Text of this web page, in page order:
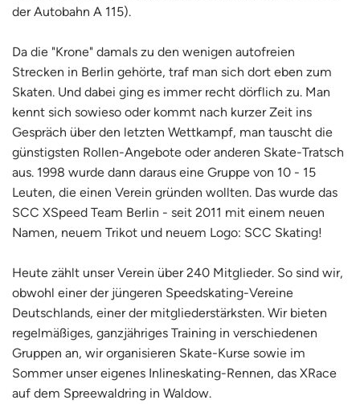
der Autobahn A 115).
Da die "Krone" damals zu den wenigen autofreien
Strecken in Berlin gehörte, traf man sich dort eben zum
Skaten. Und dabei ging es immer recht dörflich zu. Man
kennt sich sowieso oder kommt nach kurzer Zeit ins
Gespräch über den letzten Wettkampf, man tauscht die
günstigsten Rollen-Angebote oder anderen Skate-Tratsch
aus. 1998 wurde dann daraus eine Gruppe von 10 - 15
Leuten, die einen Verein gründen wollten. Das wurde das
SCC XSpeed Team Berlin - seit 2011 mit einem neuen
Namen, neuem Trikot und neuem Logo: SCC Skating!
Heute zählt unser Verein über 240 Mitglieder. So sind wir,
obwohl einer der jüngeren Speedskating-Vereine
Deutschlands, einer der mitgliederstärksten. Wir bieten
regelmäßiges, ganzjähriges Training in verschiedenen
Gruppen an, wir organisieren Skate-Kurse sowie im
Sommer unser eigenes Inlineskating-Rennen, das XRace
auf dem Spreewaldring in Waldow.